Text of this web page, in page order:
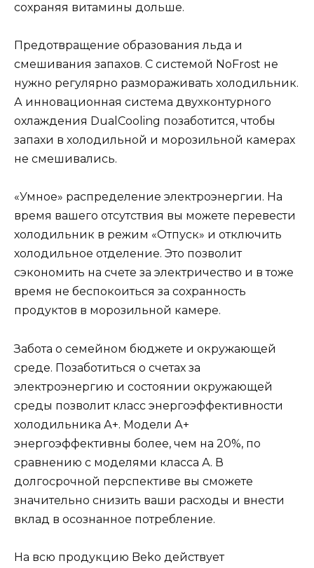
сохраняя витамины дольше.
Предотвращение образования льда и
смешивания запахов. С системой NoFrost не
нужно регулярно размораживать холодильник.
А инновационная система двухконтурного
охлаждения DualCooling позаботится, чтобы
запахи в холодильной и морозильной камерах
не смешивались.
«Умное» распределение электроэнергии. На
время вашего отсутствия вы можете перевести
холодильник в режим «Отпуск» и отключить
холодильное отделение. Это позволит
сэкономить на счете за электричество и в тоже
время не беспокоиться за сохранность
продуктов в морозильной камере.
Забота о семейном бюджете и окружающей
среде. Позаботиться о счетах за
электроэнергию и состоянии окружающей
среды позволит класс энергоэффективности
холодильника А+. Модели А+
энергоэффективны более, чем на 20%, по
сравнению с моделями класса А. В
долгосрочной перспективе вы сможете
значительно снизить ваши расходы и внести
вклад в осознанное потребление.
На всю продукцию Beko действует